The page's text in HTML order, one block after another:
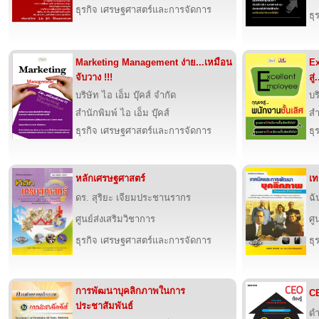
ธุรกิจ เศรษฐศาสตร์และการจัดการ
ธุ
Marketing Management ง่าย...เหมือน
จับวาง !!!
บริษัท ไอ เอ็ม บุ๊คส์ จำกัด
สำนักพิมพ์ ไอ เอ็ม บุ๊คส์
ธุรกิจ เศรษฐศาสตร์และการจัดการ
สู่
บ
ส
ธุ
หลักเศรษฐศาสตร์
ดร. สุริยะ เจียมประชานรากร
ศูนย์ส่งเสริมวิชาการ
ธุรกิจ เศรษฐศาสตร์และการจัดการ
เ
ฉั
ศู
ธุ
การพัฒนาบุคลิกภาพในการ
ประชาสัมพันธ์
ด